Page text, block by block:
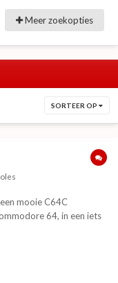
Meer zoekopties
SORTEER OP
mooie C64C
64, in een iets
vervangen voor